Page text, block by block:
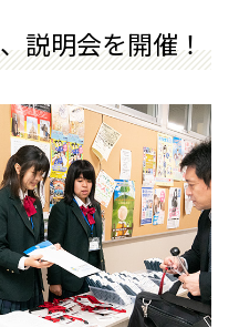
説明会を開催！